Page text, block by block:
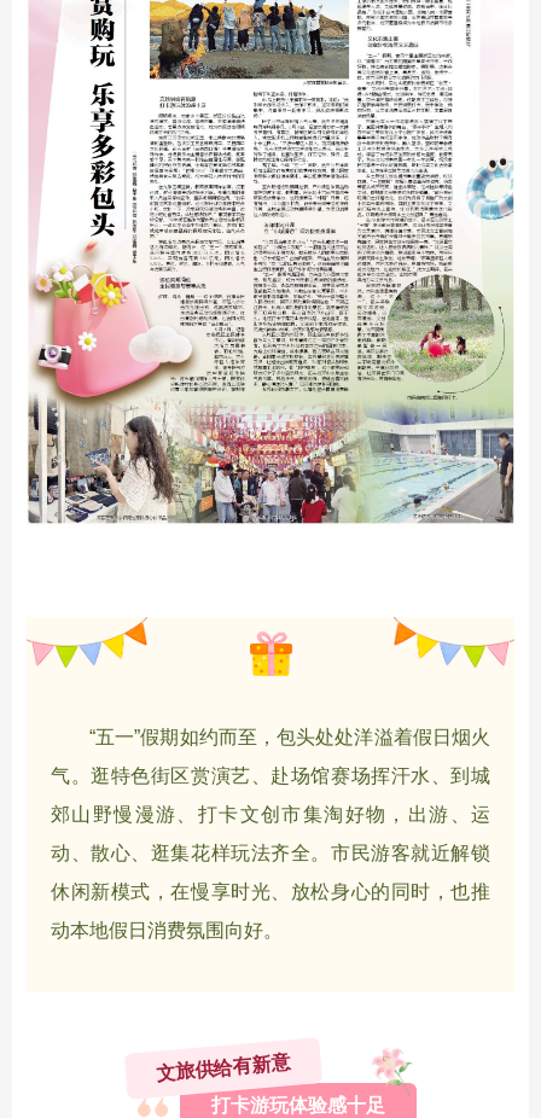
“五一”假期如约而至，包头处处洋溢着假日烟火
气。逛特色街区赏演艺、赴场馆赛场挥汗水、到城
郊山野慢漫游、打卡文创市集淘好物，出游、运
动、散心、逛集花样玩法齐全。市民游客就近解锁
休闲新模式，在慢享时光、放松身心的同时，也推
动本地假日消费氛围向好。
文旅供给有新意
打卡游玩体验感十足